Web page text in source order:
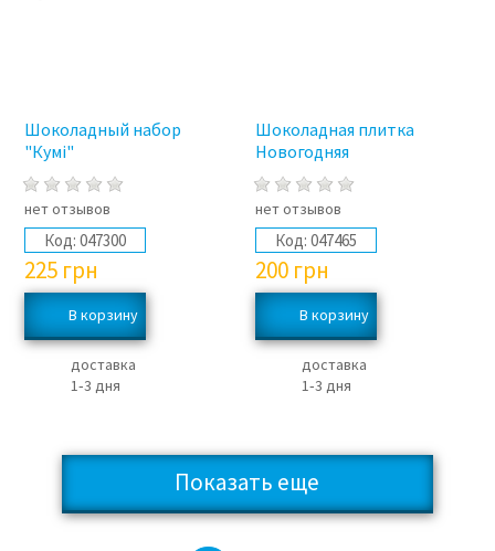
Шоколадный набор
"Кумі"
нет отзывов
Код: 047300
225 грн
доставка
1‑3 дня
Шоколадная плитка
Новогодняя
нет отзывов
Код: 047465
200 грн
доставка
1‑3 дня
Показать еще